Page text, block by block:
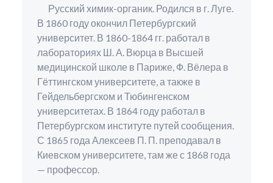
Русский химик-органик. Родился в г. Луге.
В 1860 году окончил Петербургский
университет. В 1860-1864 гг. работал в
лабораториях Ш. А. Вюрца в Высшей
медицинской школе в Париже, Ф. Вёлера в
Гёттингском университете, а также в
Гейдельбергском и Тюбингенском
университетах. В 1864 году работал в
Петербургском институте путей сообщения.
С 1865 года Алексеев П. П. преподавал в
Киевском университете, там же с 1868 года
— профессор.